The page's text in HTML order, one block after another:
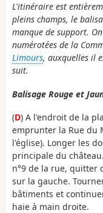
L'itinéraire est
pleins champs, le
manque de support.
numérotées de la
Limours, auxquelles il
suit.
Balisage Rouge et
(D) A l'endroit de la
emprunter la Rue du
l'église). Longer les
principale du
n°9 de la rue, quitter
sur la gauche.
bâtiments et
haie à main droite.